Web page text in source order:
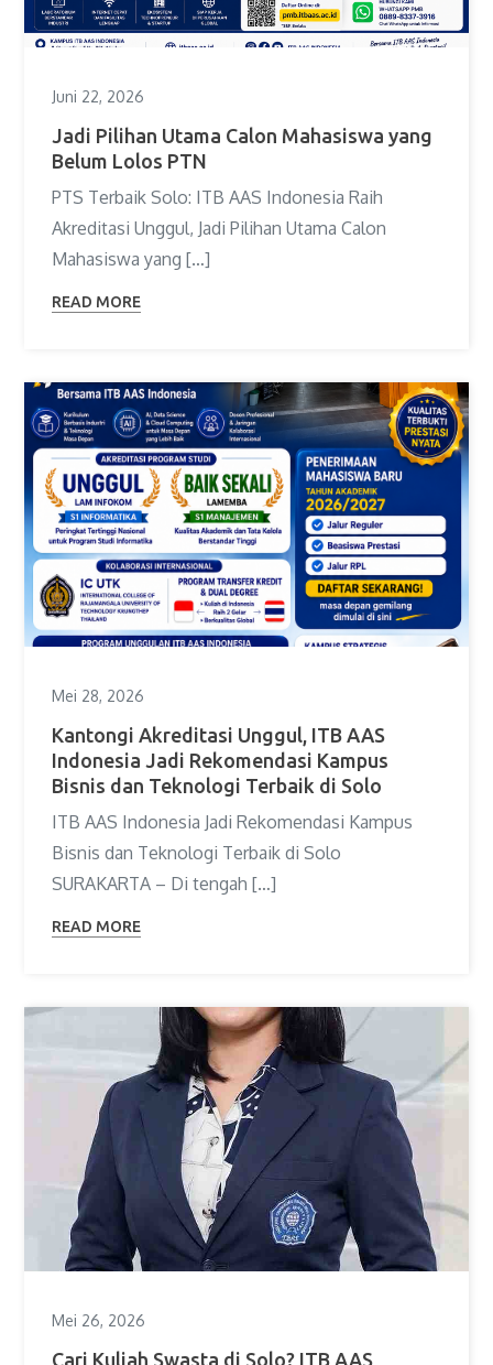
Juni 22, 2026
Jadi Pilihan Utama Calon Mahasiswa yang
Belum Lolos PTN
PTS Terbaik Solo: ITB AAS Indonesia Raih
Akreditasi Unggul, Jadi Pilihan Utama Calon
Mahasiswa yang […]
READ MORE
Mei 28, 2026
Kantongi Akreditasi Unggul, ITB AAS
Indonesia Jadi Rekomendasi Kampus
Bisnis dan Teknologi Terbaik di Solo
ITB AAS Indonesia Jadi Rekomendasi Kampus
Bisnis dan Teknologi Terbaik di Solo
SURAKARTA – Di tengah […]
READ MORE
Mei 26, 2026
Cari Kuliah Swasta di Solo? ITB AAS